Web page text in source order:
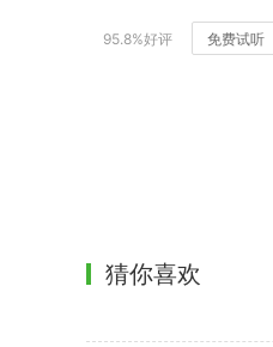
95.8%好评 免费试听
猜你喜欢